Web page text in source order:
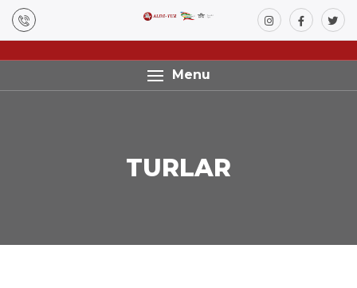
Menu
TURLAR